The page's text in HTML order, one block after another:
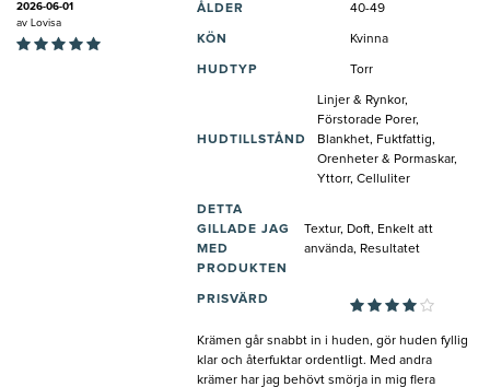
2026-06-01
av Lovisa
ÅLDER 40-49
KÖN Kvinna
HUDTYP Torr
HUDTILLSTÅND
Linjer & Rynkor,
Förstorade Porer,
Blankhet, Fuktfattig,
Orenheter & Pormaskar,
Yttorr, Celluliter
DETTA
GILLADE JAG
MED
PRODUKTEN
Textur, Doft, Enkelt att
använda, Resultatet
PRISVÄRD
Krämen går snabbt in i huden, gör huden fyllig
klar och återfuktar ordentligt. Med andra
krämer har jag behövt smörja in mig flera